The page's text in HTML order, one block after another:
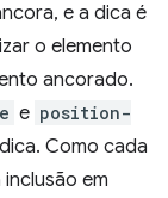
e a dica é
o elemento
ancorado.
e position-
Como cada
em